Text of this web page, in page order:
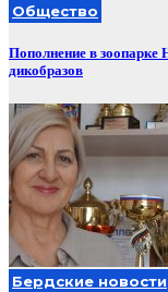
Общество
Пополнение в зоопарке
дикобразов
Бердские новости